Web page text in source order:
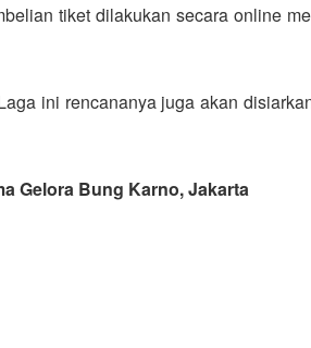
tiket dilakukan secara online
ini rencananya juga akan
Gelora Bung Karno, Jakarta